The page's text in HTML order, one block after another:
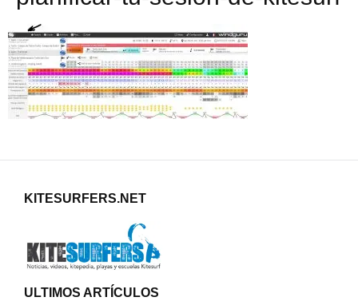
KITESURFERS.NET
ULTIMOS ARTÍCULOS